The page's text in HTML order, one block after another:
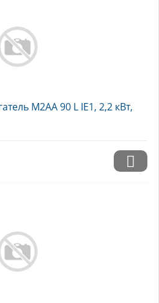
M2AA 90 L IE1, 2,2 кВт,